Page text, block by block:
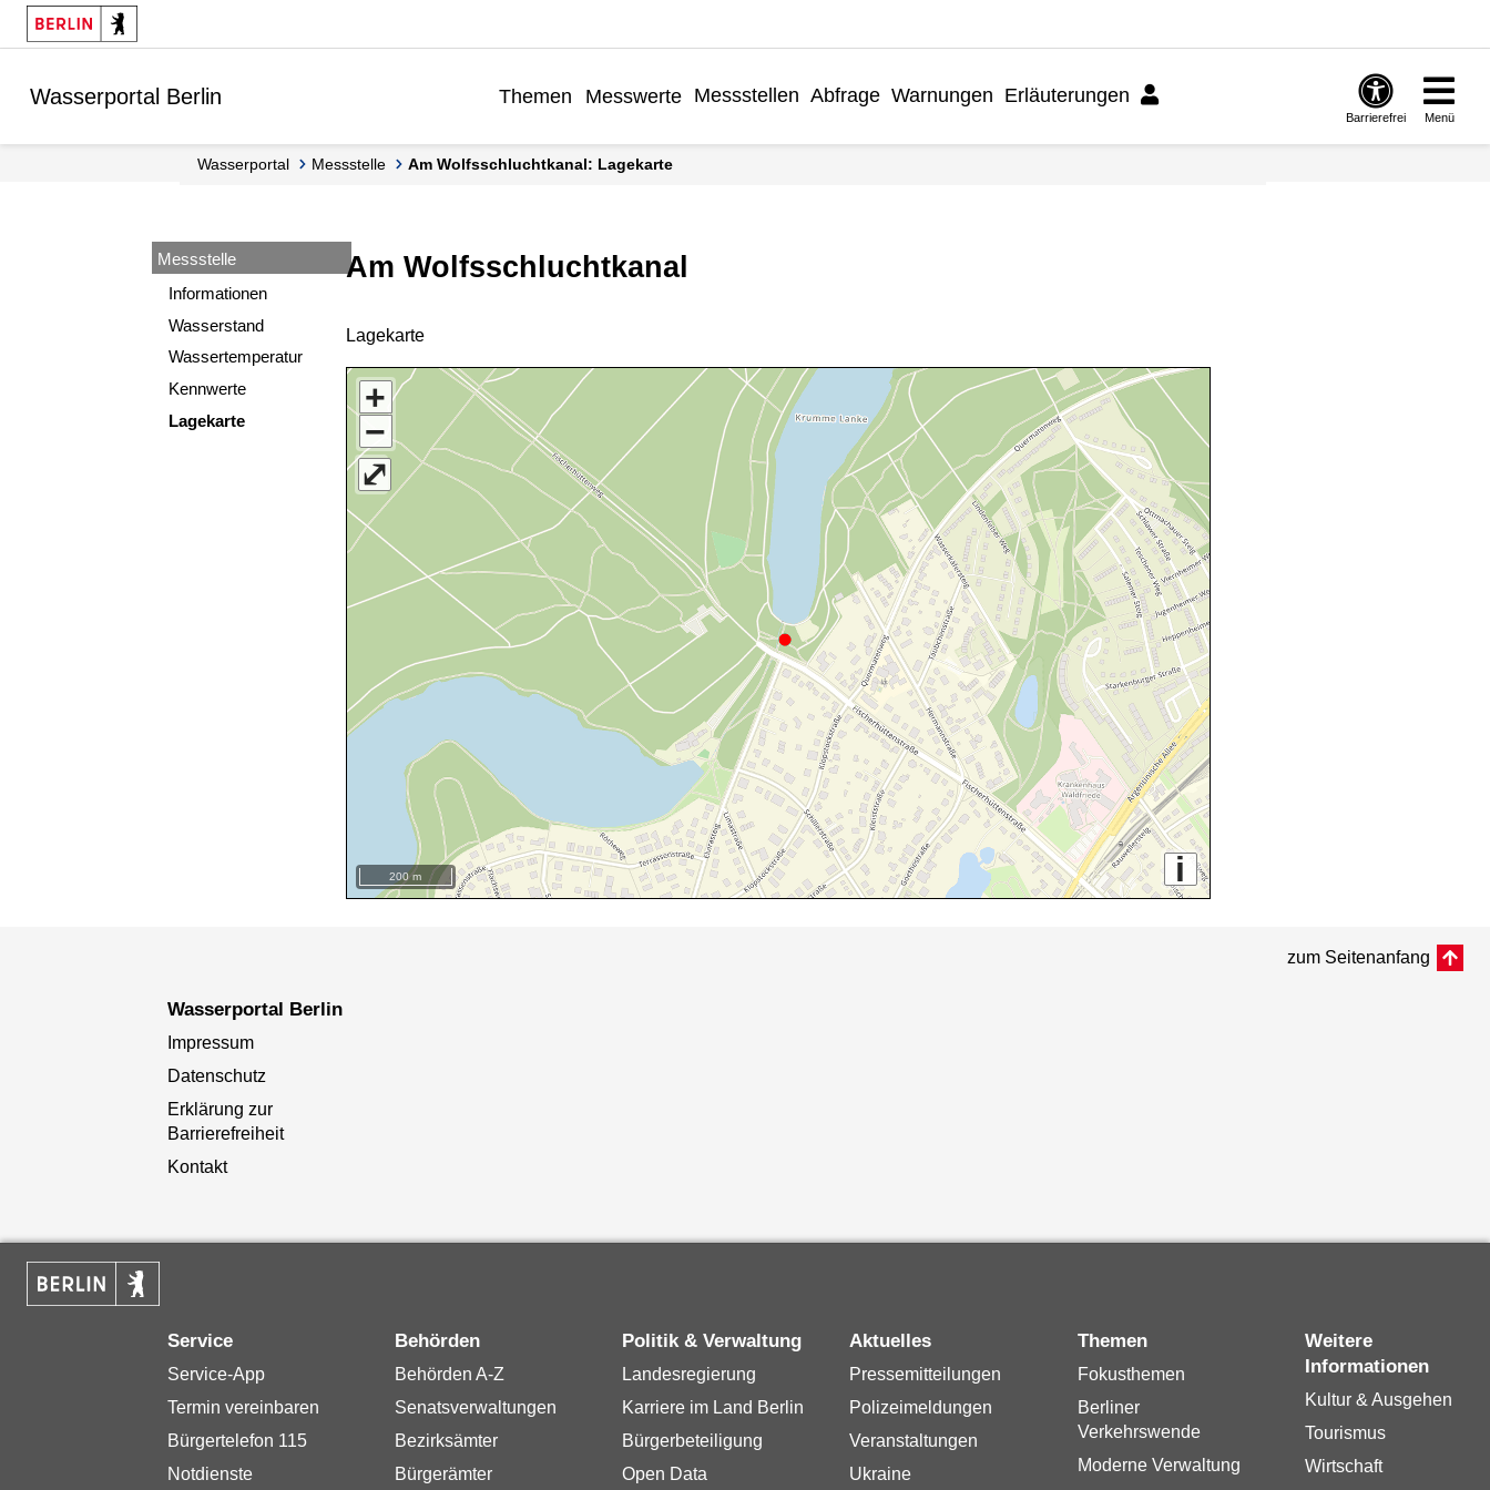
Springe zur Navigation
Springe zum Inhalt
Wasserportal Berlin Themen Messwerte Messstellen Abfrage Warnungen Erläuterungen
Barrierefrei Menü
Wasserportal Messstelle Am Wolfsschluchtkanal: Lagekarte
Messstelle
Informationen
Wasserstand
Wassertemperatur
Kennwerte
Lagekarte
Am Wolfsschluchtkanal
Lagekarte
+
−
i
⤢
200 m
zum Seitenanfang
Wasserportal Berlin
Impressum
Datenschutz
Erklärung zur
Barrierefreiheit
Kontakt
Service
Service-App
Termin vereinbaren
Bürgertelefon 115
Notdienste
Behörden
Behörden A-Z
Senatsverwaltungen
Bezirksämter
Bürgerämter
Politik & Verwaltung
Landesregierung
Karriere im Land Berlin
Bürgerbeteiligung
Open Data
Aktuelles
Pressemitteilungen
Polizeimeldungen
Veranstaltungen
Ukraine
Themen
Fokusthemen
Berliner
Verkehrswende
Moderne Verwaltung
Weitere
Informationen
Kultur & Ausgehen
Tourismus
Wirtschaft